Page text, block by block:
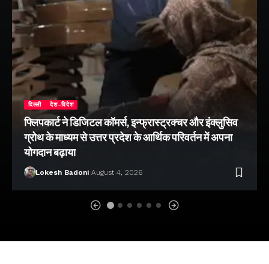
दिल्ली देश-विदेश
फ्लिपकार्ट ने डिजिटल कॉमर्स, इन्फ्रास्ट्रक्चर और इंक्लुसिव
ग्रोथ के माध्यम से उत्तर प्रदेश के आर्थिक परिवर्तन में अपना
योगदान बढ़ाया
Lokesh Badoni August 4, 2026